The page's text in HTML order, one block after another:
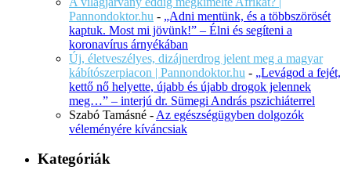
Pannondoktor.hu - „Adni mentünk, és a többszörösét
kaptuk. Most mi jövünk!” – Élni és segíteni a
koronavírus árnyékában
Új, életveszélyes, dizájnerdrog jelent meg a magyar
kábítószerpiacon | Pannondoktor.hu - „Levágod a fejét,
kettő nő helyette, újabb és újabb drogok jelennek
meg…” – interjú dr. Sümegi András pszichiáterrel
Szabó Tamásné - Az egészségügyben dolgozók
véleményére kíváncsiak
Kategóriák